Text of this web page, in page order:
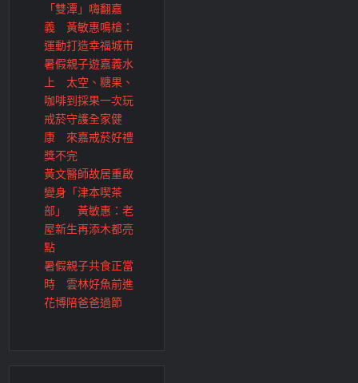
「雙潭」嗨翻嘉
義 黃敏惠鳴槍：
運動打造幸福城市
暑假親子遊嘉義水
上 太空、糖果、
咖啡到採果一次玩
戒菸守護全家健
康 來嘉戒菸好禮
獎不完
黃文醫師故居重啟
變身「津本喫茶
部」 黃敏惠：老
屋新生再添木都亮
點
暑假親子共食正當
時 雲林好魚前進
花博陪爸爸過節